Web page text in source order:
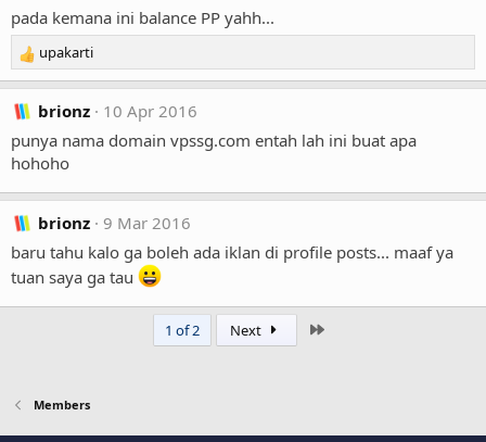
pada kemana ini balance PP yahh...
R
e
a
c
t
i
n
s
:
upakarti
brionz
10 Apr 2016
punya nama domain vpssg.com entah lah ini buat apa
hohoho
brionz
9 Mar 2016
baru tahu kalo ga boleh ada iklan di profile posts... maaf ya
tuan saya ga tau
1 of 2 Next
Members